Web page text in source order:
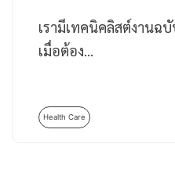
เรามีเทคนิคลิสต์งานฉ
เมื่อต้อง…
Health Care